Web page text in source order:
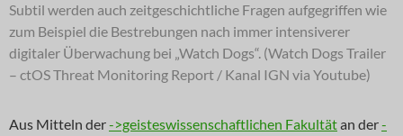
Subtil werden auch zeitgeschichtliche Fragen aufgegriffen wie
zum Beispiel die Bestrebungen nach immer intensiverer
digitaler Überwachung bei „Watch Dogs“. (Watch Dogs Trailer
– ctOS Threat Monitoring Report / Kanal IGN via Youtube)
Aus Mitteln der->geisteswissenschaftlichen Fakultätan der-